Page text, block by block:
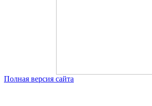
Полная версия сайта